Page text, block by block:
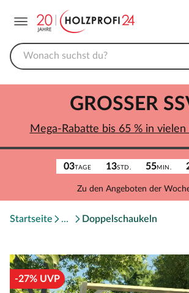
03TAGE 13STD. 55MIN.
Zu den Angeboten der
GROSSER
Mega-Rabatte bis 65 % in
Startseite Doppelschaukeln
-27% UVP